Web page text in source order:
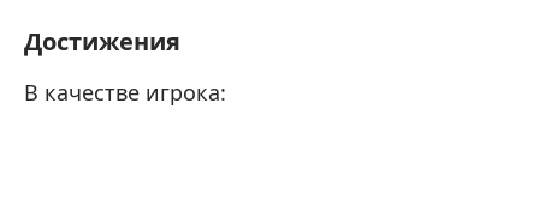
Достижения
В качестве игрока: